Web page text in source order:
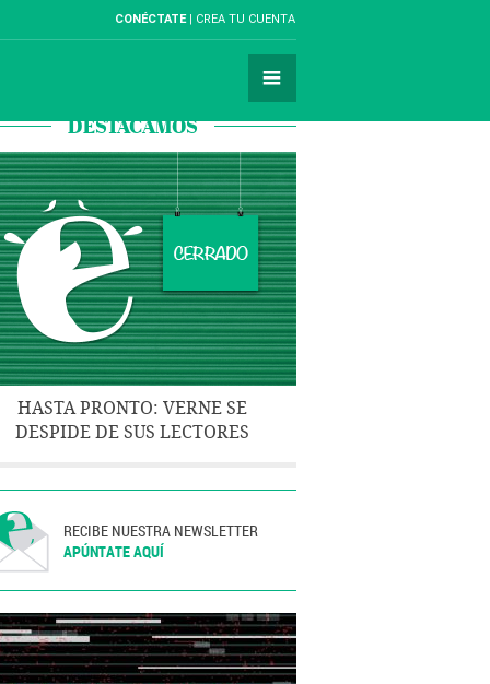
CONÉCTATE CREA TU CUENTA
DESTACAMOS
HASTA PRONTO: VERNE SE
DESPIDE DE SUS LECTORES
RECIBE NUESTRA NEWSLETTER
APÚNTATE AQUÍ